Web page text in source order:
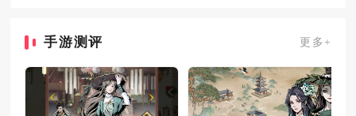
手游测评 更多+